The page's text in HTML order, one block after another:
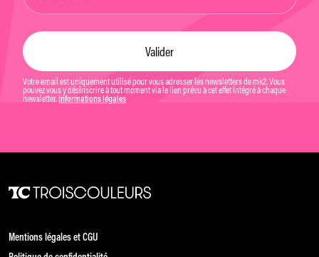
Votre email est uniquement utilisé pour vous adresser les newsletters de mk2. Vous
pouvez vous y désinscrire à tout moment via le lien prévu à cet effet intégré à chaque
newsletter. Informations légales
Mentions légales et CGU